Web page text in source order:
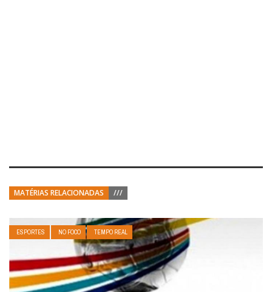
MATÉRIAS RELACIONADAS ///
ESPORTES NO FOCO TEMPO REAL